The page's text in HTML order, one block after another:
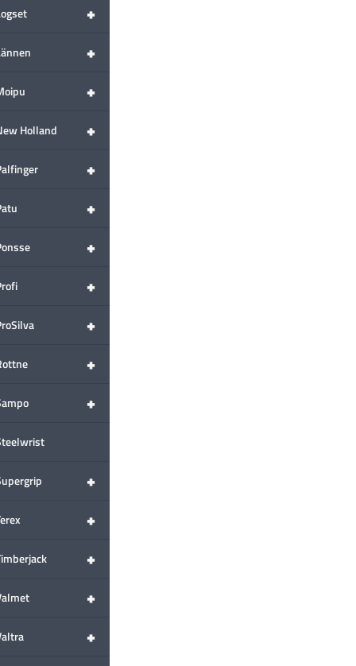
+
+
+
+
Holland
+
+
+
+
+
+
+
+
+
+
+
+